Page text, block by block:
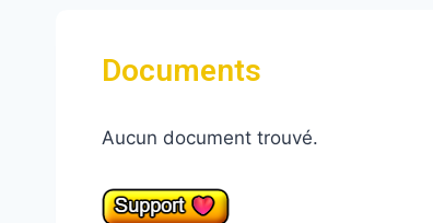
Documents
Aucun document trouvé.